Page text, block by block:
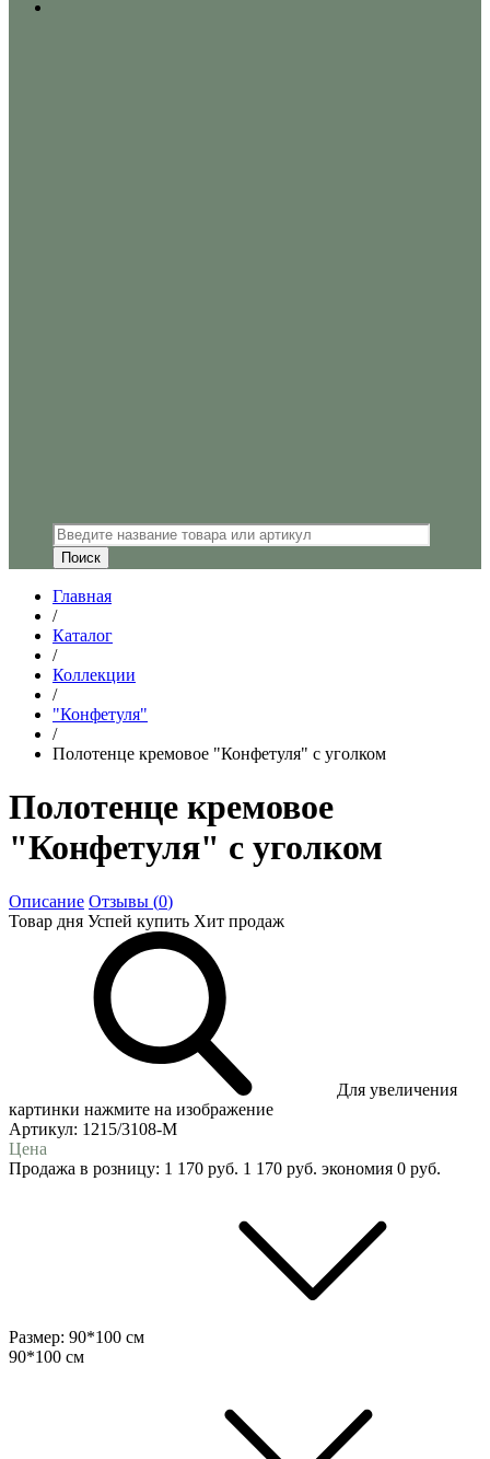
Главная
/
Каталог
/
Коллекции
/
"Конфетуля"
/
Полотенце кремовое "Конфетуля" с уголком
Полотенце кремовое
"Конфетуля" с уголком
Описание Отзывы (0)
Товар дня Успей купить Хит продаж
Для увеличения
картинки нажмите на изображение
Артикул: 1215/3108-М
Цена
Продажа в розницу: 1 170 руб. 1 170 руб. экономия 0 руб.
Размер: 90*100 см
90*100 см